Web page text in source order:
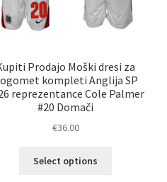
Prodajo Moški dresi za
kompleti Anglija SP
reprezentance Cole Palmer
#20 Domači
€36.00
Select options